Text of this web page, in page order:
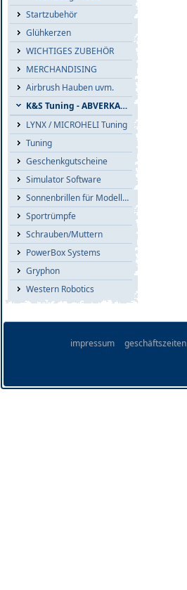
Startzubehör
Glühkerzen
WICHTIGES ZUBEHÖR
MERCHANDISING
Airbrush Hauben uvm.
K&S Tuning - ABVERKAUF
LYNX / MICROHELI Tuning
Tuning
Geschenkgutscheine
Simulator Software
Sonnenbrillen für Modellflieger
Sportrümpfe
Schrauben/Muttern
PowerBox Systems
Gryphon
Western Robotics
impressum geschäftszeiten